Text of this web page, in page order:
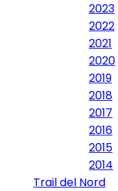
2023
2022
2021
2020
2019
2018
2017
2016
2015
2014
Trail del Nord